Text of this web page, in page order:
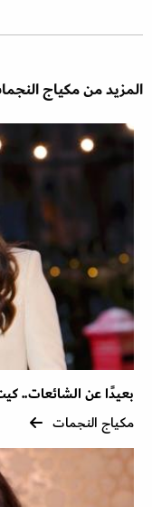
المزيد من مكياج
بعيدًا عن الشائعات..
مكياج النجمات